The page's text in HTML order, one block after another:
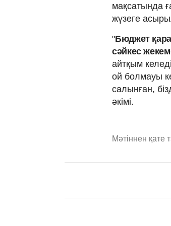
мақсатында
жүзеге
"Бюджет
сәйкес
айтқым
ой болмауы
салынған,
әкімі.
Мәтіннен қате